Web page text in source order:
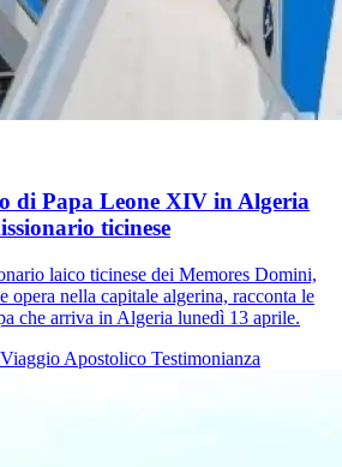
di Papa Leone XIV in Algeria
ticinese
laico ticinese dei Memores Domini,
opera nella capitale algerina, racconta le
che arriva in Algeria lunedì 13 aprile.
Viaggio Apostolico Testimonianza